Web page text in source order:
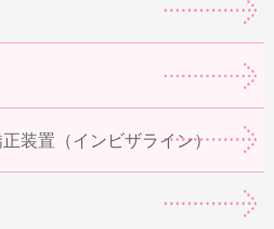
装置（インビザライン）